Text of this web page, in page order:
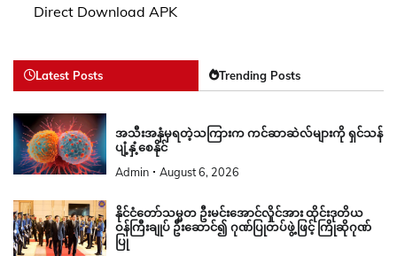
Direct Download APK
Latest Posts Trending Posts
အသီးအနှံမှရတဲ့သကြားက ကင်ဆာဆဲလ်များကို ရှင်သန်
ပျံ့နှံ့စေနိုင်
Admin August 6, 2026
နိုင်ငံတော်သမ္မတ ဦးမင်းအောင်လှိုင်အား ထိုင်းဒုတိယ
ဝန်ကြီးချုပ် ဦးဆောင်၍ ဂုဏ်ပြုတပ်ဖွဲ့ဖြင့် ကြိုဆိုဂုဏ်
ပြု